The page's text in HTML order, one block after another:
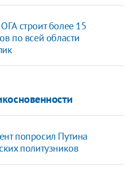
строит более 15
по всей области
попросил Путина
политузников